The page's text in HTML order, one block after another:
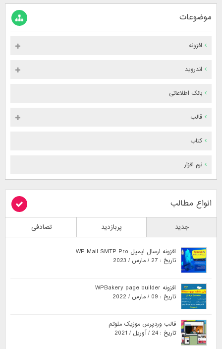
موضوعات
افزونه
اندروید
بانک اطلاعاتی
قالب
کتاب
نرم افزار
انواع مطالب
جدید پربازدید تصادفی
افزونه ارسال ایمیل WP Mail SMTP Pro
تاریخ : 27 / مارس / 2023
افزونه WPBakery page builder
تاریخ : 09 / مارس / 2022
قالب وردپرس موزیک ملوتم
تاریخ : 24 / آوریل / 2021